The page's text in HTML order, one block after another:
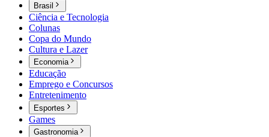
Brasil
Ciência e Tecnologia
Colunas
Copa do Mundo
Cultura e Lazer
Economia
Educação
Emprego e Concursos
Entretenimento
Esportes
Games
Gastronomia